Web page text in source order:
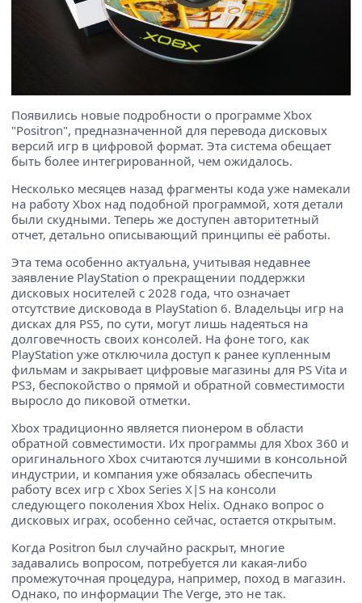
Появились новые подробности о программе Xbox
"Positron", предназначенной для перевода дисковых
версий игр в цифровой формат. Эта система обещает
быть более интегрированной, чем ожидалось.
Несколько месяцев назад фрагменты кода уже намекали
на работу Xbox над подобной программой, хотя детали
были скудными. Теперь же доступен авторитетный
отчет, детально описывающий принципы её работы.
Эта тема особенно актуальна, учитывая недавнее
заявление PlayStation о прекращении поддержки
дисковых носителей с 2028 года, что означает
отсутствие дисковода в PlayStation 6. Владельцы игр на
дисках для PS5, по сути, могут лишь надеяться на
долговечность своих консолей. На фоне того, как
PlayStation уже отключила доступ к ранее купленным
фильмам и закрывает цифровые магазины для PS Vita и
PS3, беспокойство о прямой и обратной совместимости
выросло до пиковой отметки.
Xbox традиционно является пионером в области
обратной совместимости. Их программы для Xbox 360 и
оригинального Xbox считаются лучшими в консольной
индустрии, и компания уже обязалась обеспечить
работу всех игр с Xbox Series X|S на консоли
следующего поколения Xbox Helix. Однако вопрос о
дисковых играх, особенно сейчас, остается открытым.
Когда Positron был случайно раскрыт, многие
задавались вопросом, потребуется ли какая-либо
промежуточная процедура, например, поход в магазин.
Однако, по информации The Verge, это не так.